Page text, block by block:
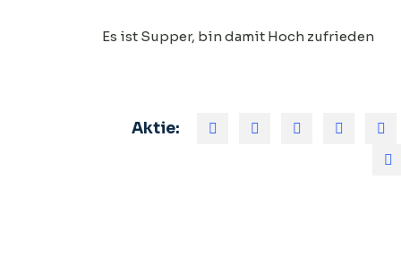
Es ist Supper, bin damit Hoch zufrieden
Aktie: